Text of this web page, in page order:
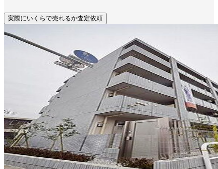
実際にいくらで売れるか査定依頼